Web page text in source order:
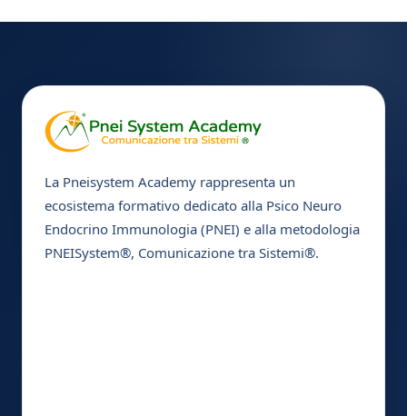
La Pneisystem Academy rappresenta un
ecosistema formativo dedicato alla Psico Neuro
Endocrino Immunologia (PNEI) e alla metodologia
PNEISystem®, Comunicazione tra Sistemi®.